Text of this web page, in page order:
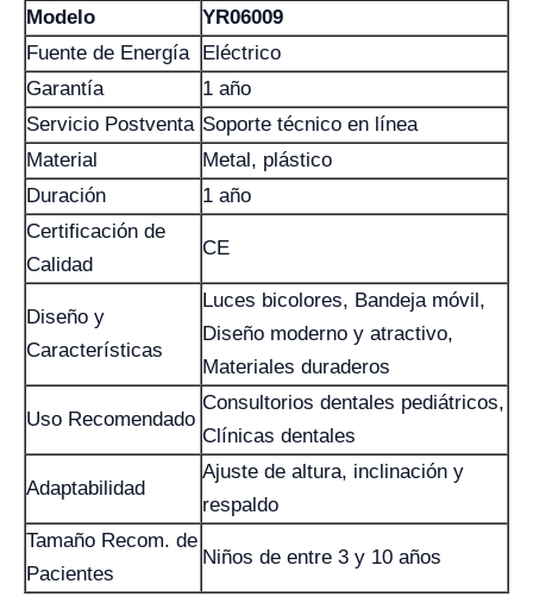
Modelo
YR06009
Fuente de Energía
Eléctrico
Garantía
1 año
Servicio Postventa Soporte técnico en línea
Material
Metal, plástico
Duración
1 año
Certificación de
Calidad
CE
Diseño y
Características
Luces bicolores, Bandeja móvil,
Diseño moderno y atractivo,
Materiales duraderos
Uso Recomendado
Consultorios dentales pediátricos,
Clínicas dentales
Adaptabilidad
Ajuste de altura, inclinación y
respaldo
Tamaño Recom. de
Pacientes
Niños de entre 3 y 10 años